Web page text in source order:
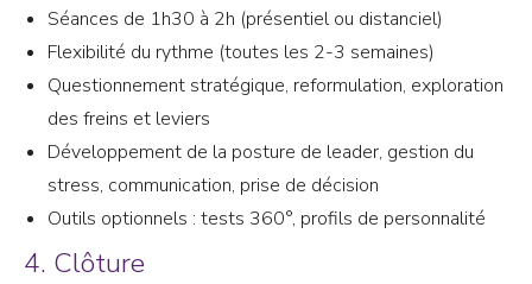
Séances de 1h30 à 2h (présentiel ou distanciel)
Flexibilité du rythme (toutes les 2-3 semaines)
Questionnement stratégique, reformulation, exploration
des freins et leviers
Développement de la posture de leader, gestion du
stress, communication, prise de décision
Outils optionnels : tests 360°, profils de personnalité
4. Clôture